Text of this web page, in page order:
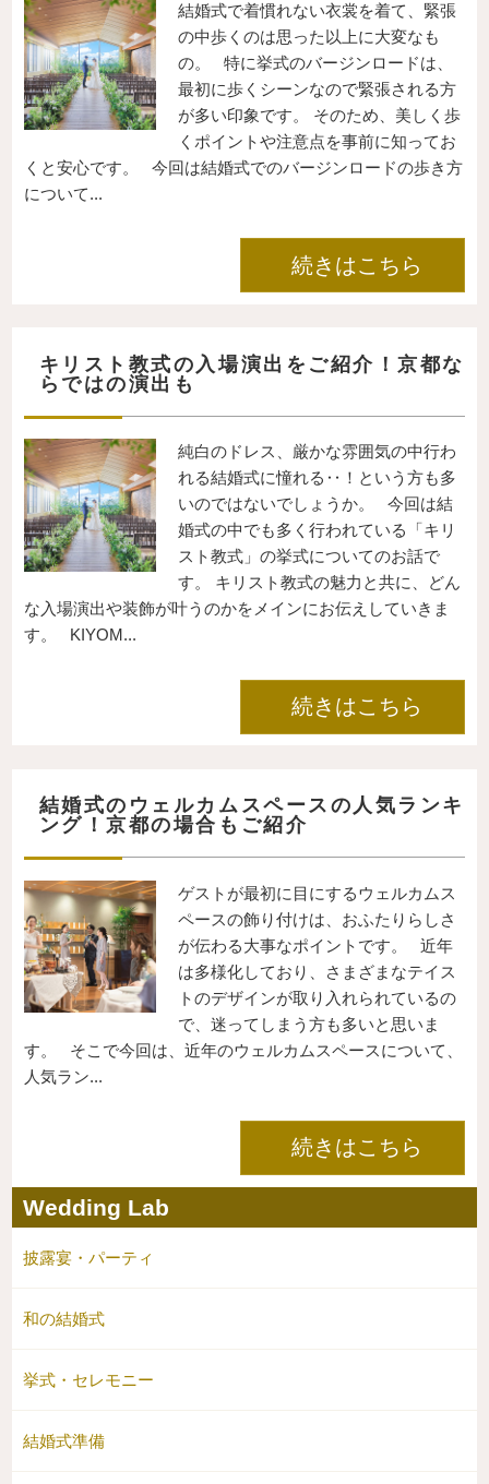
結婚式で着慣れない衣裳を着て、緊張
の中歩くのは思った以上に大変なも
の。 特に挙式のバージンロードは、
最初に歩くシーンなので緊張される方
が多い印象です。 そのため、美しく歩
くポイントや注意点を事前に知ってお
くと安心です。 今回は結婚式でのバージンロードの歩き方
について...
続きはこちら
キリスト教式の入場演出をご紹介！京都な
らではの演出も
純白のドレス、厳かな雰囲気の中行わ
れる結婚式に憧れる‥！という方も多
いのではないでしょうか。 今回は結
婚式の中でも多く行われている「キリ
スト教式」の挙式についてのお話で
す。 キリスト教式の魅力と共に、どん
な入場演出や装飾が叶うのかをメインにお伝えしていきま
す。 KIYOM...
続きはこちら
結婚式のウェルカムスペースの人気ランキ
ング！京都の場合もご紹介
ゲストが最初に目にするウェルカムス
ペースの飾り付けは、おふたりらしさ
が伝わる大事なポイントです。 近年
は多様化しており、さまざまなテイス
トのデザインが取り入れられているの
で、迷ってしまう方も多いと思いま
す。 そこで今回は、近年のウェルカムスペースについて、
人気ラン...
続きはこちら
Wedding Lab
披露宴・パーティ
和の結婚式
挙式・セレモニー
結婚式準備